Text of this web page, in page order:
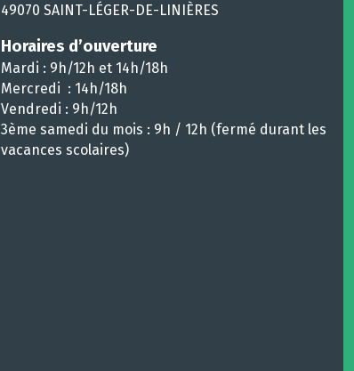
49070 SAINT-LÉGER-DE-LINIÈRES
Horaires d’ouverture
Mardi : 9h/12h et 14h/18h
Mercredi : 14h/18h
Vendredi : 9h/12h
3ème samedi du mois : 9h / 12h (fermé durant les
vacances scolaires)